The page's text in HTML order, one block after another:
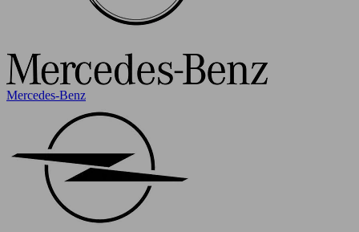
Mercedes-Benz